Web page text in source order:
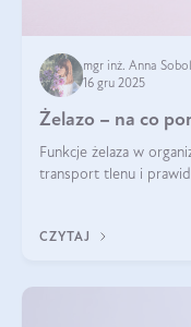
mgr inż. Anna Sobol
16 gru 2025
Żelazo – na co
Funkcje żelaza w
transport tlenu i
etapie życia.
CZYTAJ